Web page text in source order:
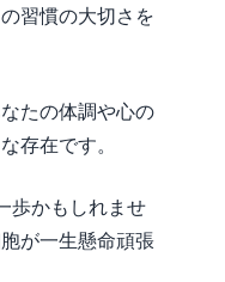
習慣の大切さを
たの体調や心の
存在です。
歩かもしれませ
が一生懸命頑張